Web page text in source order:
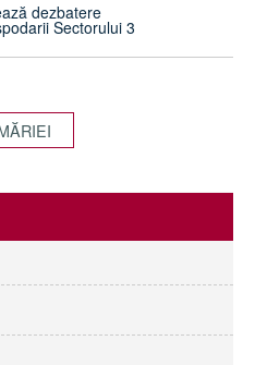
dezbatere
Sectorului 3